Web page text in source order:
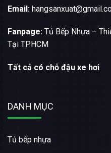
Email:
Fanpage: Tủ Bếp Nhựa –
Tại TP.HCM
Tất cả có chỗ đậu xe hơi
DANH MỤC
Tủ bếp nhựa